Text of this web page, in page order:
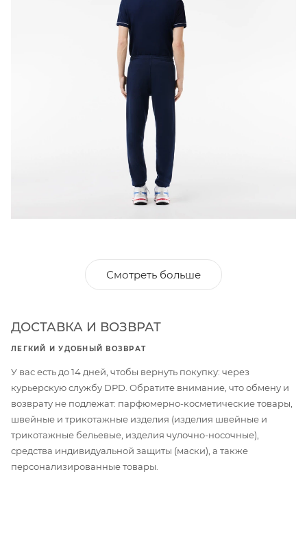
Смотреть больше
ДОСТАВКА И ВОЗВРАТ
ЛЕГКИЙ И УДОБНЫЙ ВОЗВРАТ
У вас есть до 14 дней, чтобы вернуть покупку: через
курьерскую службу DPD. Обратите внимание, что обмену и
возврату не подлежат: парфюмерно-косметические товары,
швейные и трикотажные изделия (изделия швейные и
трикотажные бельевые, изделия чулочно-носочные),
средства индивидуальной защиты (маски), а также
персонализированные товары.